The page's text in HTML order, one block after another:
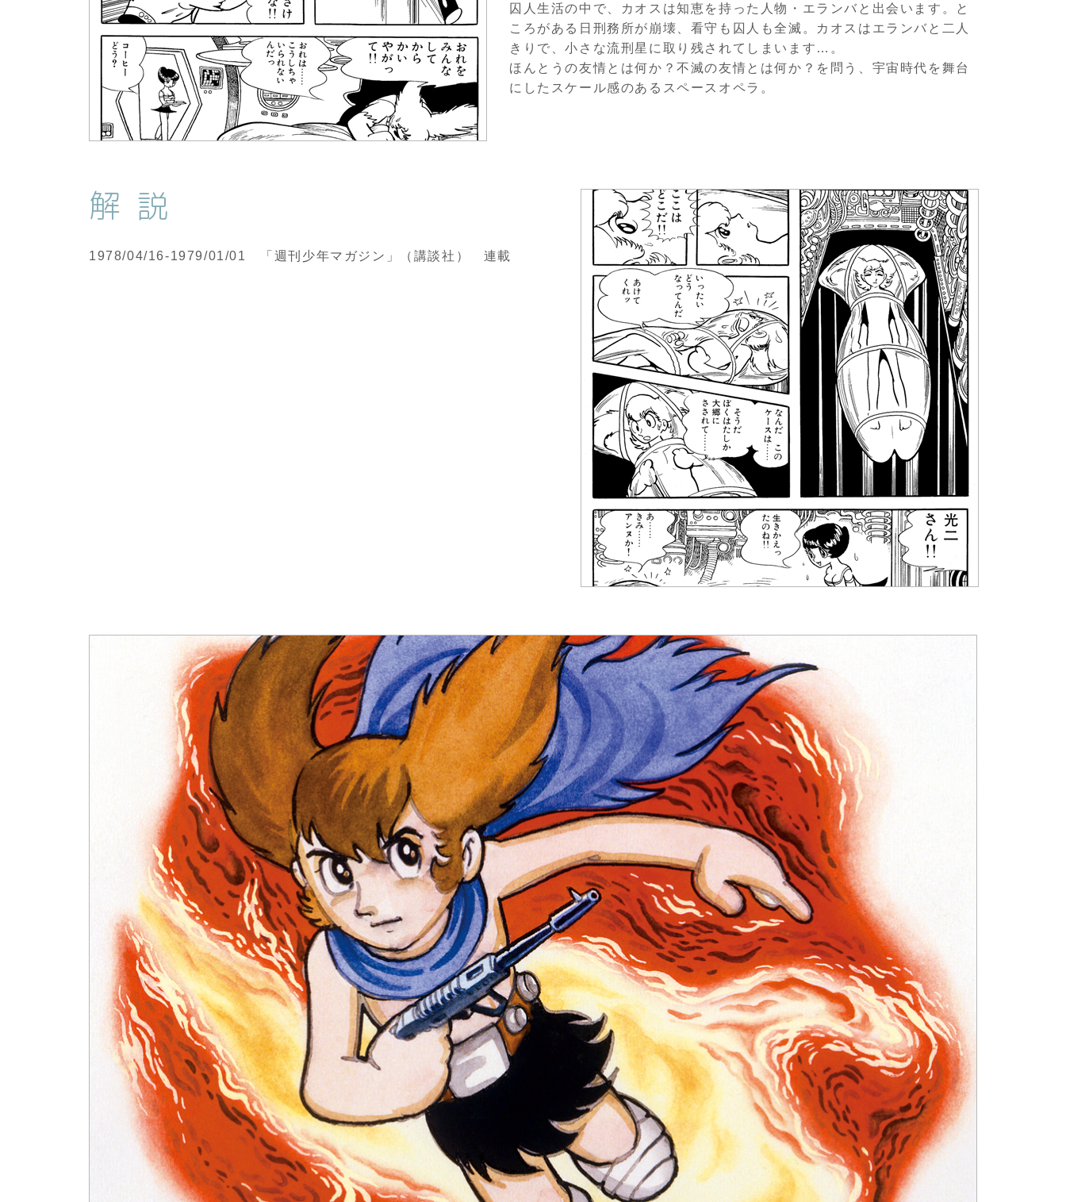
囚人生活の中で、カオスは知恵を持った人物・エランバと出会います。と
ころがある日刑務所が崩壊、看守も囚人も全滅。カオスはエランバと二人
きりで、小さな流刑星に取り残されてしまいます…。
ほんとうの友情とは何か？不滅の友情とは何か？を問う、宇宙時代を舞台
にしたスケール感のあるスペースオペラ。
解説
1978/04/16-1979/01/01 「週刊少年マガジン」（講談社） 連載